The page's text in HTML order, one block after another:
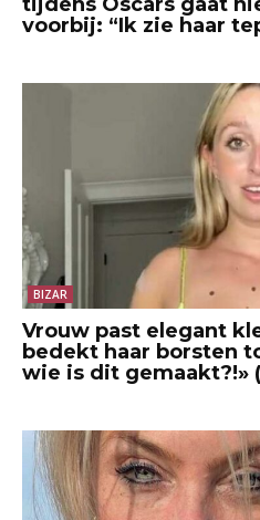
voorbij: “Ik zie haar
BIZAR
Vrouw past elegant
bedekt haar borsten
wie is dit gemaakt?!»